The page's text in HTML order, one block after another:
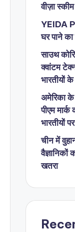
वीज़ा
YEIDA
घर पाने का
साउथ
क्वांटम
भारतीयों
अमेरिका
पीएम
भारतीयों
चीन में
खतरा